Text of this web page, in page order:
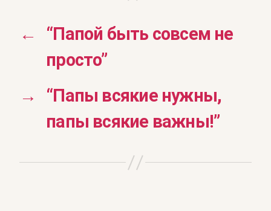
←
“Папой быть совсем не
просто”
→
“Папы всякие нужны,
папы всякие важны!”